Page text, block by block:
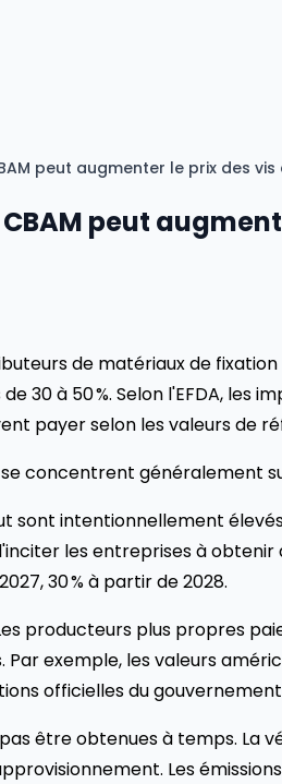
peut augmenter le prix des
CBAM peut
de matériaux de
30 à 50 %. Selon l'EFDA, les
payer selon les valeurs de
concentrent généralement
sont intentionnellement
les entreprises à
30 % à partir de 2028.
producteurs plus propres
exemple, les valeurs
officielles du
être obtenues à temps. La
Les